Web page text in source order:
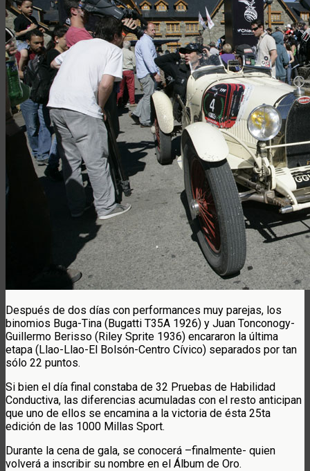
Después de dos días con performances muy parejas, los
binomios Buga-Tina (Bugatti T35A 1926) y Juan Tonconogy-
Guillermo Berisso (Riley Sprite 1936) encararon la última
etapa (Llao-Llao-El Bolsón-Centro Cívico) separados por tan
sólo 22 puntos.
Si bien el día final constaba de 32 Pruebas de Habilidad
Conductiva, las diferencias acumuladas con el resto anticipan
que uno de ellos se encamina a la victoria de ésta 25ta
edición de las 1000 Millas Sport.
Durante la cena de gala, se conocerá –finalmente- quien
volverá a inscribir su nombre en el Álbum de Oro.